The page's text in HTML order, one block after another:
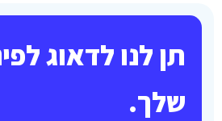
תן לנו לדאוג
שלך.